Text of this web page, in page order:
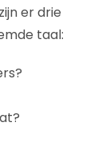
er drie
taal: